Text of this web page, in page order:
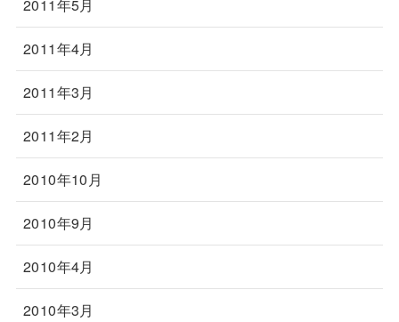
2011年5月
2011年4月
2011年3月
2011年2月
2010年10月
2010年9月
2010年4月
2010年3月